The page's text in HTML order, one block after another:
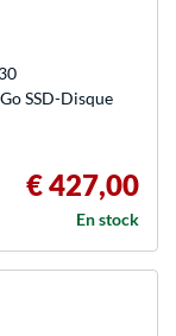
SSD-Disque
€ 427,00
En stock